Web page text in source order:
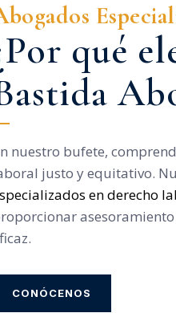
qué
nuestro bufete,
justo y equitativo.
en derecho
CONÓCENOS